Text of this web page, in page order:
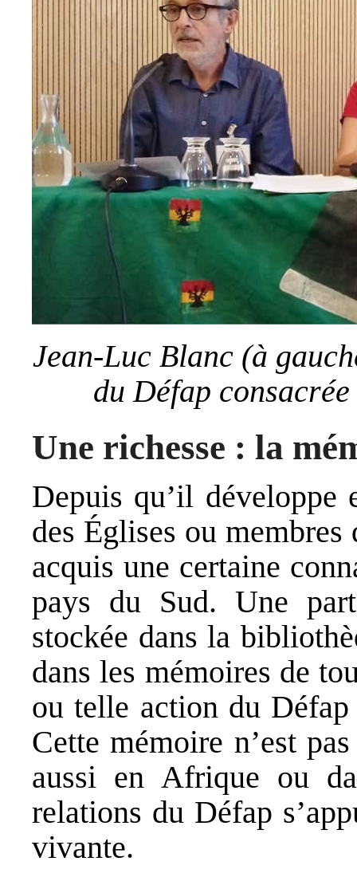
Jean-Luc Blanc (à
du Défap
Une richesse : la
Depuis qu’il développe
des Églises ou
acquis une certaine
pays du Sud. Une
stockée dans la
dans les mémoires de
ou telle action du
Cette mémoire n’est
aussi en Afrique ou
relations du Défap
vivante.